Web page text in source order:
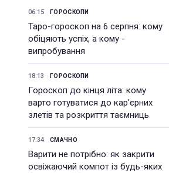
06:15 ГОРОСКОПИ
Таро-гороскоп на 6 серпня: кому
обіцяють успіх, а кому -
випробування
18:13 ГОРОСКОПИ
Гороскоп до кінця літа: кому
варто готуватися до кар'єрних
злетів та розкриття таємниць
17:34 СМАЧНО
Варити не потрібно: як закрити
освіжаючий компот із будь-яких